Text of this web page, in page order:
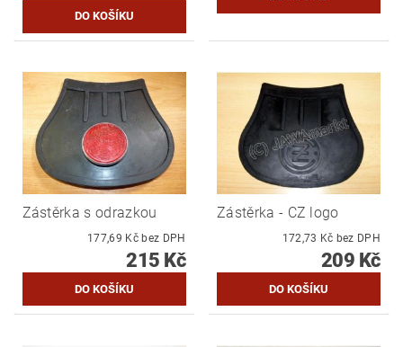
Zástěrka s odrazkou
177,69 Kč bez DPH
215 Kč
Zástěrka - CZ logo
172,73 Kč bez DPH
209 Kč